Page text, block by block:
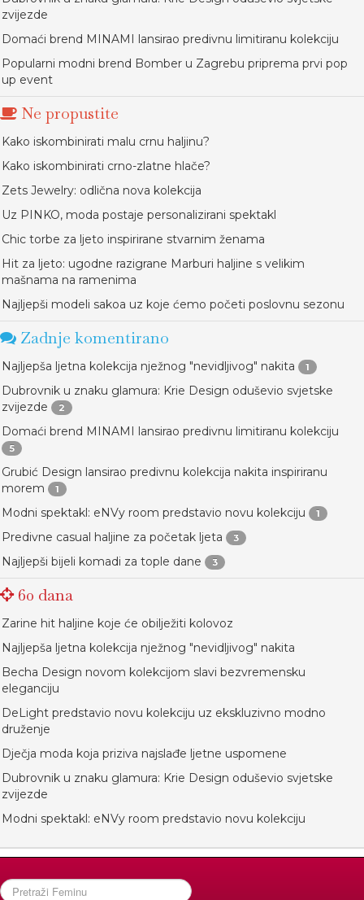
zvijezde
Domaći brend MINAMI lansirao predivnu limitiranu kolekciju
Popularni modni brend Bomber u Zagrebu priprema prvi pop
up event
Ne propustite
Kako iskombinirati malu crnu haljinu?
Kako iskombinirati crno-zlatne hlače?
Zets Jewelry: odlična nova kolekcija
Uz PINKO, moda postaje personalizirani spektakl
Chic torbe za ljeto inspirirane stvarnim ženama
Hit za ljeto: ugodne razigrane Marburi haljine s velikim
mašnama na ramenima
Najljepši modeli sakoa uz koje ćemo početi poslovnu sezonu
Zadnje komentirano
Najljepša ljetna kolekcija nježnog "nevidljivog" nakita 1
Dubrovnik u znaku glamura: Krie Design oduševio svjetske
zvijezde
2
Domaći brend MINAMI lansirao predivnu limitiranu kolekciju
5
Grubić Design lansirao predivnu kolekcija nakita inspiriranu
morem
1
Modni spektakl: eNVy room predstavio novu kolekciju 1
Predivne casual haljine za početak ljeta 3
Najljepši bijeli komadi za tople dane 3
60 dana
Zarine hit haljine koje će obilježiti kolovoz
Najljepša ljetna kolekcija nježnog "nevidljivog" nakita
Becha Design novom kolekcijom slavi bezvremensku
eleganciju
DeLight predstavio novu kolekciju uz ekskluzivno modno
druženje
Dječja moda koja priziva najslađe ljetne uspomene
Dubrovnik u znaku glamura: Krie Design oduševio svjetske
zvijezde
Modni spektakl: eNVy room predstavio novu kolekciju